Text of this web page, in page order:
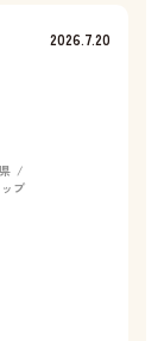
2026.7.20
プ